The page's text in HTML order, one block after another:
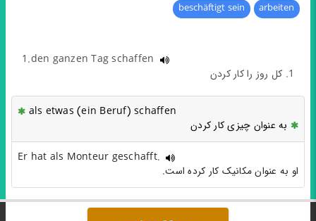
arbeiten
beschäftigt sein
1.den ganzen Tag schaffen
1. کل روز را کار کردن
als etwas (ein Beruf) schaffen
به عنوان چیزی کار کردن
Er hat als Monteur geschafft.
او به عنوان مکانیک کار کرده است.